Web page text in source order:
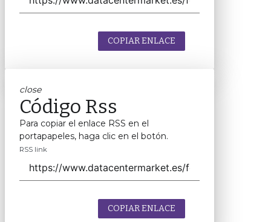
COPIAR ENLACE
close
Código Rss
Para copiar el enlace RSS en el
portapapeles, haga clic en el botón.
RSS link
COPIAR ENLACE